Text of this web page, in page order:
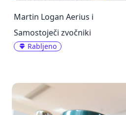
Martin Logan Aerius i
Samostoječi zvočniki
Rabljeno